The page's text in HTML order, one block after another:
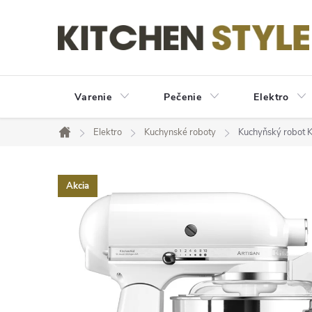
Varenie Pečenie Elektro
Domov
Elektro Kuchynské roboty Kuchyňský robot
Akcia